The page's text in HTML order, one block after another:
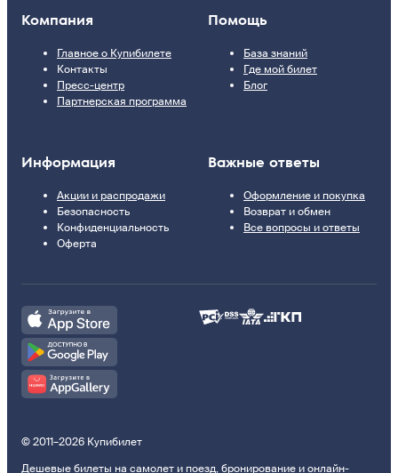
Компания
Главное о Купибилете
Контакты
Пресс-центр
Партнерская программа
Помощь
База знаний
Где мой билет
Блог
Информация
Акции и распродажи
Безопасность
Конфиденциальность
Оферта
Важные ответы
Оформление и покупка
Возврат и обмен
Все вопросы и ответы
© 2011–2026 Купибилет
Дешевые билеты на самолет и поезд, бронирование и онлайн-